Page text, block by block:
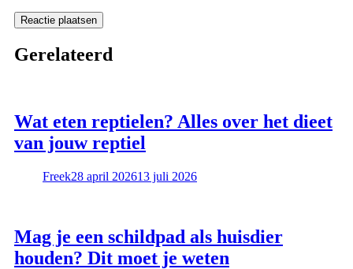
Gerelateerd
Wat eten reptielen? Alles over het dieet
van jouw reptiel
Freek28 april 202613 juli 2026
Mag je een schildpad als huisdier
houden? Dit moet je weten